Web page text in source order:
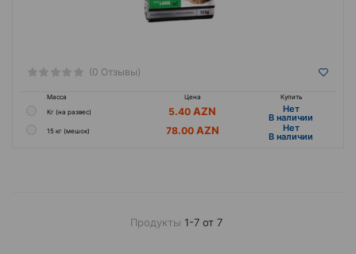
(0 Отзывы)
Масса Цена
Купить
Кг (на развес)
5.40 Hет
B наличии
15 кг (мешок) 78.00 Hет
B наличии
Продукты 1-7 от 7